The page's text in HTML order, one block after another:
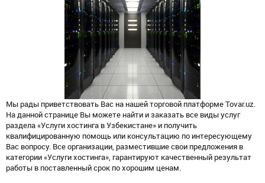
Мы рады приветствовать Вас на нашей торговой платформе Tovar.uz.
На данной странице Вы можете найти и заказать все виды услуг
раздела «Услуги хостинга в Узбекистане» и получить
квалифицированную помощь или консультацию по интересующему
Вас вопросу. Все организации, разместившие свои предложения в
категории «Услуги хостинга», гарантируют качественный результат
работы в поставленный срок по хорошим ценам.